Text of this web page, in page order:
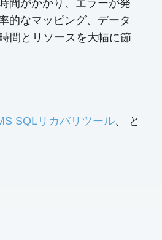
間がかかり、エラーが発
的なマッピング、データ
間とリソースを大幅に節
SQLリカバリツール、 と